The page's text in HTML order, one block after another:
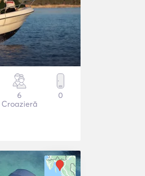
6
Croazieră
0